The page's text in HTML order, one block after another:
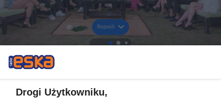
Rozwiń
Drogi Użytkowniku,